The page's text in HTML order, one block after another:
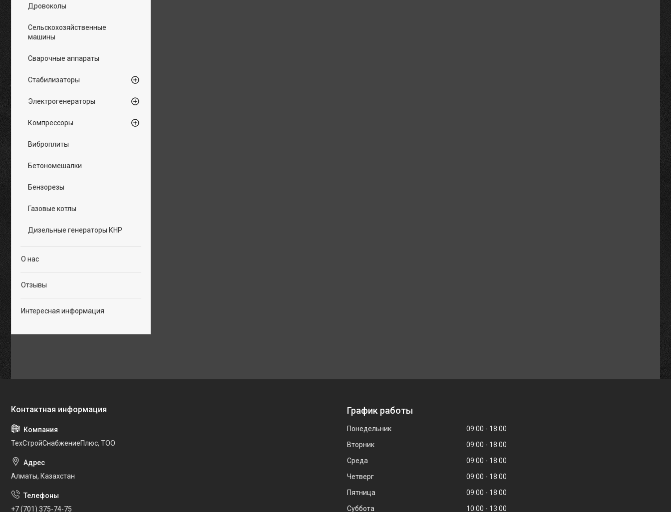
Дровоколы
Сельскохозяйственные
машины
Сварочные аппараты
Стабилизаторы
Электрогенераторы
Компрессоры
Виброплиты
Бетономешалки
Бензорезы
Газовые котлы
Дизельные генераторы КНР
О нас
Отзывы
Интересная информация
ТехСтройСнабжениеПлюс, ТОО
Алматы, Казахстан
+7 (701) 375-74-75
График работы
Понедельник 09:00
18:00
Вторник
09:00
18:00
Среда
09:00
18:00
Четверг
09:00
18:00
Пятница
09:00
18:00
Суббота
10:00 13:00